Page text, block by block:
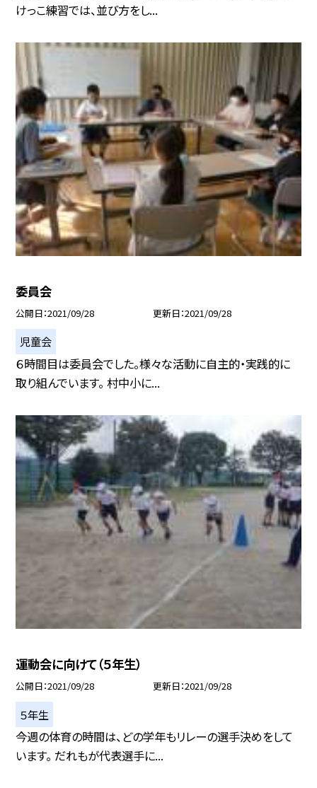
けっこ練習では、並び方をし...
委員会
公開日 2021/09/28 更新日 2021/09/28
児童会
６時間目は委員会でした。様々な活動に自主的・実践的に
取り組んでいます。 村中小に...
運動会に向けて（５年生）
公開日 2021/09/28 更新日 2021/09/28
５年生
今週の体育の時間は、どの学年もリレーの選手決めをして
います。 だれもが代表選手に...